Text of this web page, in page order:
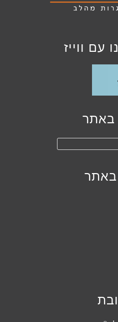
עם ווייז
באתר
Press
close
באתר